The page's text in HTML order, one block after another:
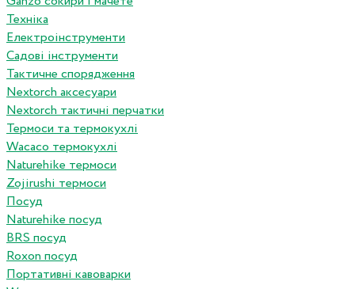
Техніка
Електроінструменти
Садові інструменти
Тактичне спорядження
Nextorch аксесуари
Nextorch тактичні перчатки
Термоси та термокухлі
Wacaco термокухлі
Naturehike термоси
Zojirushi термоси
Посуд
Naturehike посуд
BRS посуд
Roxon посуд
Портативні кавоварки